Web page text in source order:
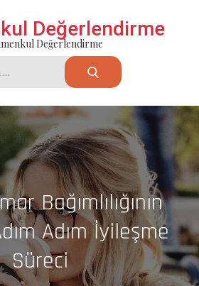
Değerlendirme
Değerlendirme
Bağımlılığının
Adım İyileşme
Süreci